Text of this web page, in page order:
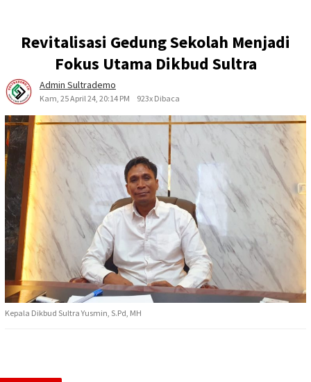
Revitalisasi Gedung Sekolah Menjadi
Fokus Utama Dikbud Sultra
Admin Sultrademo
Kam, 25 April 24, 20:14 PM 923x Dibaca
Kepala Dikbud Sultra Yusmin, S.Pd, MH